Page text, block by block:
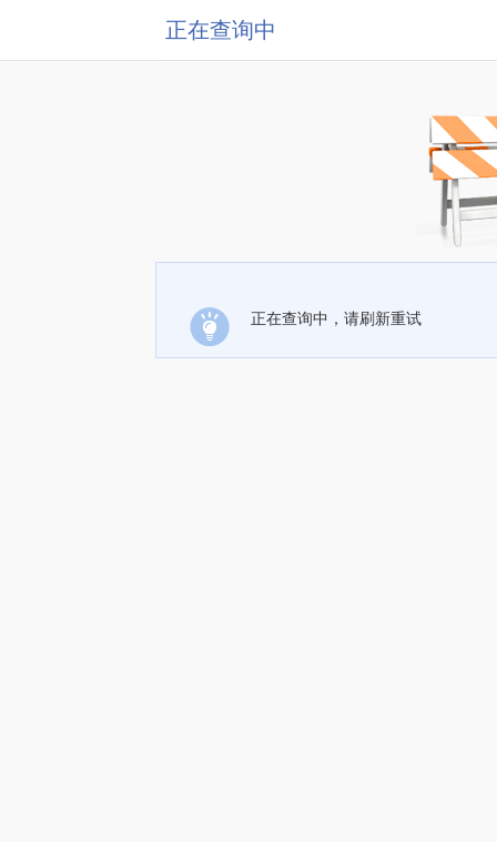
正在查询中
正在查询中，请刷新重试